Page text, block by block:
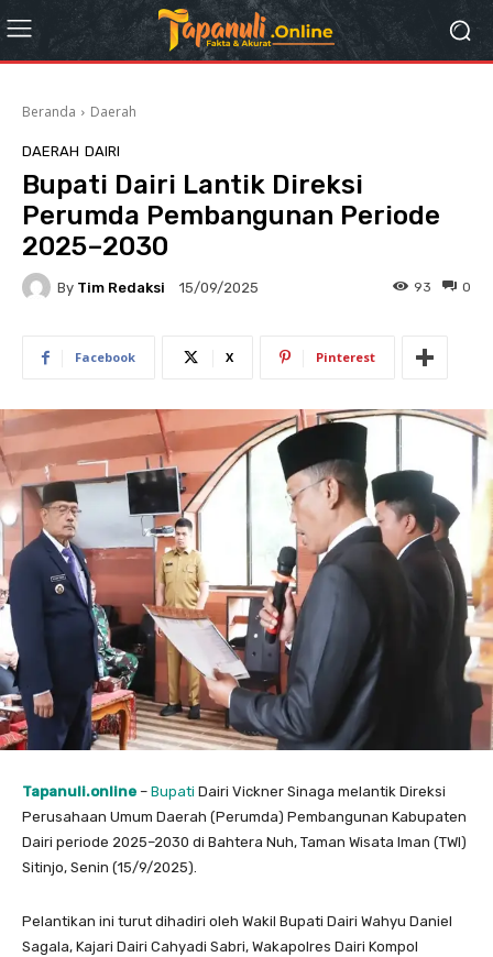
Beranda Daerah
DAERAH DAIRI
Bupati Dairi Lantik Direksi
Perumda Pembangunan Periode
2025–2030
By Tim Redaksi 15/09/2025 0
93
Facebook X Pinterest
Tapanuli.online – Bupati Dairi Vickner Sinaga melantik Direksi
Perusahaan Umum Daerah (Perumda) Pembangunan Kabupaten
Dairi periode 2025–2030 di Bahtera Nuh, Taman Wisata Iman (TWI)
Sitinjo, Senin (15/9/2025).
Pelantikan ini turut dihadiri oleh Wakil Bupati Dairi Wahyu Daniel
Sagala, Kajari Dairi Cahyadi Sabri, Wakapolres Dairi Kompol